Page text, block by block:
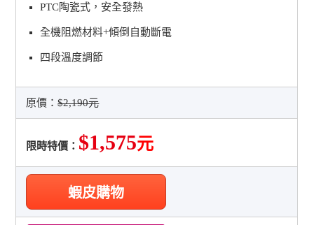
PTC陶瓷式，安全發熱
全機阻燃材料+傾倒自動斷電
四段溫度調節
原價：$2,190元
限時特價： $1,575元
蝦皮購物